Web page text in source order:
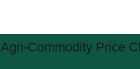
Agri-Commodity Price